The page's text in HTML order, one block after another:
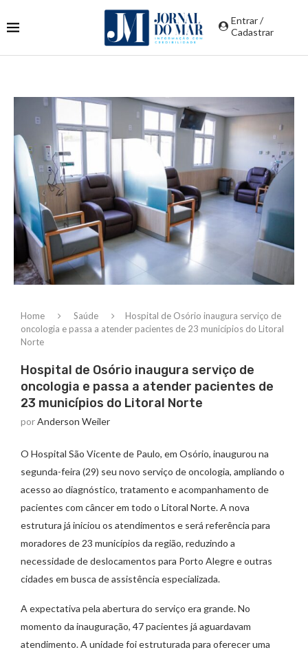
Entrar /
Cadastrar
Home Saúde
Hospital de Osório inaugura serviço de
oncologia e passa a atender pacientes de 23 municípios do Litoral
Norte
Hospital de Osório inaugura serviço de
oncologia e passa a atender pacientes de
23 municípios do Litoral Norte
porAnderson Weiler
O Hospital São Vicente de Paulo, em Osório, inaugurou na
segunda-feira (29) seu novo serviço de oncologia, ampliando o
acesso ao diagnóstico, tratamento e acompanhamento de
pacientes com câncer em todo o Litoral Norte. A nova
estrutura já iniciou os atendimentos e será referência para
moradores de 23 municípios da região, reduzindo a
necessidade de deslocamentos para Porto Alegre e outras
cidades em busca de assistência especializada.
A expectativa pela abertura do serviço era grande. No
momento da inauguração, 47 pacientes já aguardavam
atendimento. A unidade foi estruturada para oferecer uma